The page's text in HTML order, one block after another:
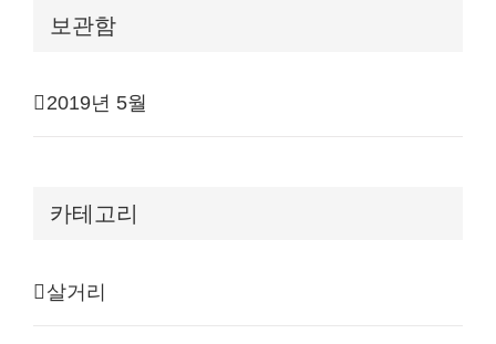
보관함
2019년 5월
카테고리
살거리